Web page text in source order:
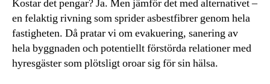
Kostar det pengar? Ja. Men jämför det med alternativet –
en felaktig rivning som sprider asbestfibrer genom hela
fastigheten. Då pratar vi om evakuering, sanering av
hela byggnaden och potentiellt förstörda relationer med
hyresgäster som plötsligt oroar sig för sin hälsa.